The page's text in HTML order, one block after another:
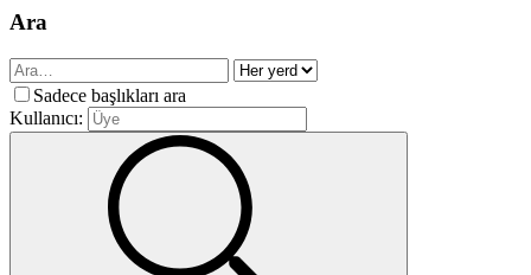
Ara
Sadece başlıkları ara
Kullanıcı: